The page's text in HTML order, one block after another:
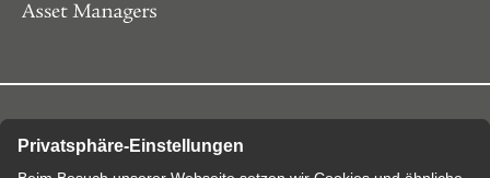
KERN-ÖFFNUNGS­ZEITEN